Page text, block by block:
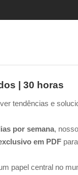
| 30 horas
tendências e
por semana,
em PDF
papel central no